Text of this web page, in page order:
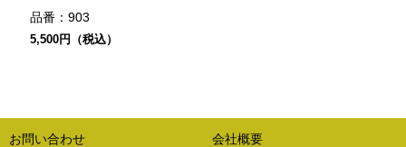
品番： 903
5,500円（税込）
お問い合わせ 会社概要